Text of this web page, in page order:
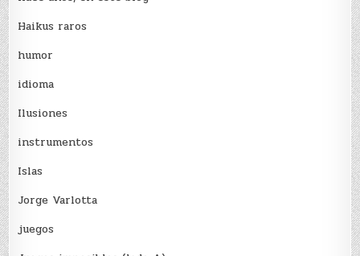
Haikus raros
humor
idioma
Ilusiones
instrumentos
Islas
Jorge Varlotta
juegos